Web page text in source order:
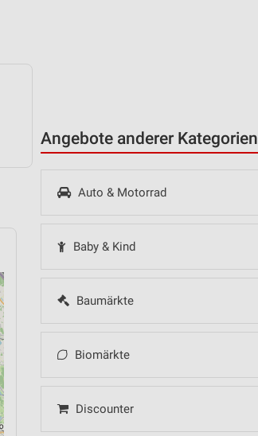
Angebote anderer Kategorien
Auto & Motorrad
Baby & Kind
Baumärkte
Biomärkte
Discounter